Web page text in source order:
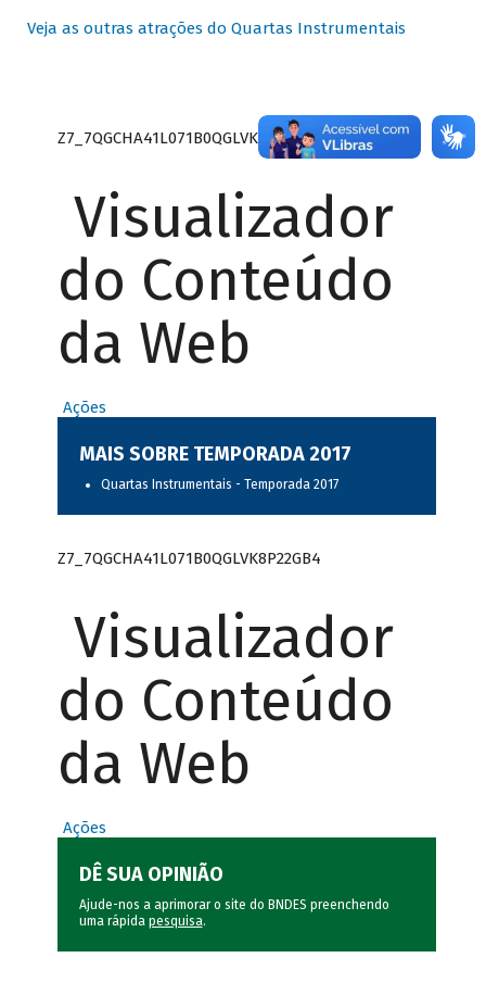
Veja as outras atrações do Quartas Instrumentais
Z7_7QGCHA41L071B0QGLVK8P22GJ7
Visualizador
do Conteúdo
da Web
Ações
MAIS SOBRE TEMPORADA 2017
Quartas Instrumentais - Temporada 2017
Z7_7QGCHA41L071B0QGLVK8P22GB4
Visualizador
do Conteúdo
da Web
Ações
DÊ SUA OPINIÃO
Ajude-nos a aprimorar o site do BNDES preenchendo
uma rápida pesquisa.